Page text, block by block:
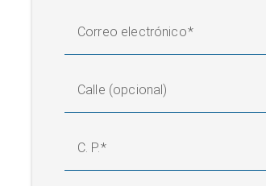
Correo electrónico
Calle (opcional)
C. P.